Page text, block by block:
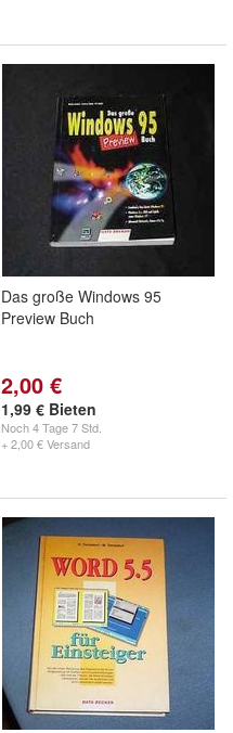
Das große Windows 95
Preview Buch
2,00 €
1,99 € Bieten
Noch4 Tage 7 Std.
+ 2,00 € Versand